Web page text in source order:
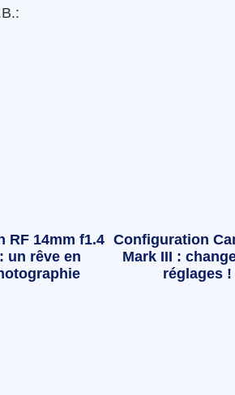
RF 14mm f1.4
un rêve en
Configuration
Mark III :
réglages !